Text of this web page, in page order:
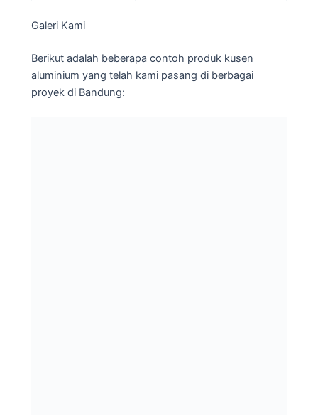
Galeri Kami
Berikut adalah beberapa contoh produk kusen
aluminium yang telah kami pasang di berbagai
proyek di Bandung: